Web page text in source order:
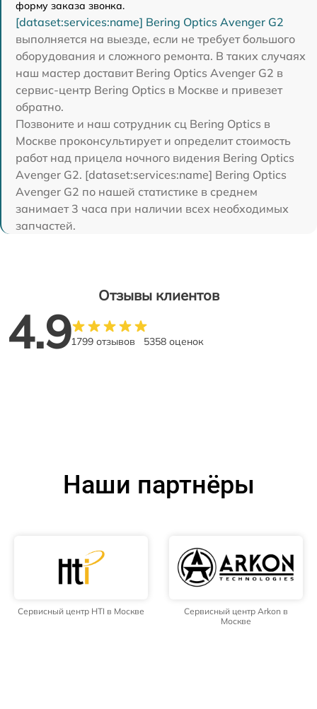
форму заказа звонка.
[dataset:services:name] Bering Optics Avenger G2
выполняется на выезде, если не требует большого
оборудования и сложного ремонта. В таких случаях
наш мастер доставит Bering Optics Avenger G2 в
сервис-центр Bering Optics в Москве и привезет
обратно.
Позвоните и наш сотрудник сц Bering Optics в
Москве проконсультирует и определит стоимость
работ над прицела ночного видения Bering Optics
Avenger G2. [dataset:services:name] Bering Optics
Avenger G2 по нашей статистике в среднем
занимает 3 часа при наличии всех необходимых
запчастей.
Отзывы клиентов
4.91799 отзывов 5358 оценок
Наши партнёры
Сервисный центр HTI в Москве
Сервисный центр Arkon в
Москве